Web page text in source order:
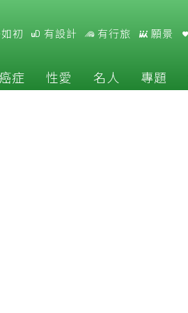
初 有設計 有行旅 願景
症 性愛 名人 專題